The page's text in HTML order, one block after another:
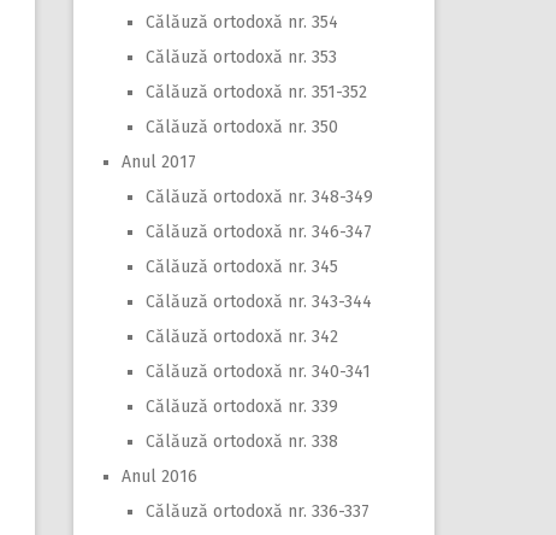
Călăuză ortodoxă nr. 354
Călăuză ortodoxă nr. 353
Călăuză ortodoxă nr. 351-352
Călăuză ortodoxă nr. 350
Anul 2017
Călăuză ortodoxă nr. 348-349
Călăuză ortodoxă nr. 346-347
Călăuză ortodoxă nr. 345
Călăuză ortodoxă nr. 343-344
Călăuză ortodoxă nr. 342
Călăuză ortodoxă nr. 340-341
Călăuză ortodoxă nr. 339
Călăuză ortodoxă nr. 338
Anul 2016
Călăuză ortodoxă nr. 336-337